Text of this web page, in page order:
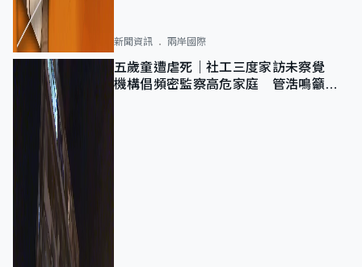
新聞資訊 兩岸國際
五歲童遭虐死｜社工三度家訪未察覺
機構倡頻密監察高危家庭 管浩鳴籲加